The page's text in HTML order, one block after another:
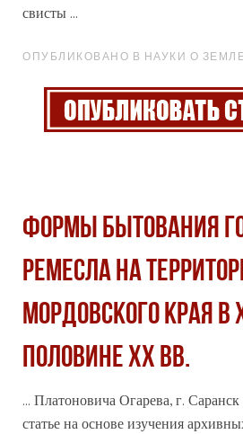
свисты ...
ОПУБЛИКОВАНО В НАУКИ О
ФОРМЫ БЫТОВАНИЯ
РЕМЕСЛА НА
МОРДОВСКОГО КРАЯ В
ПОЛОВИНЕ XX ВВ.
... Платоновича Огарева, г.
статье на основе изучения архив